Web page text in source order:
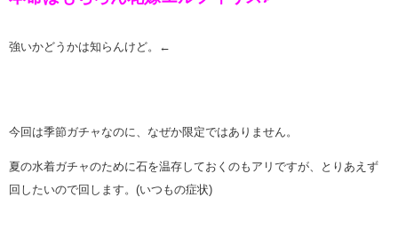
強いかどうかは知らんけど。←
今回は季節ガチャなのに、なぜか限定ではありません。
夏の水着ガチャのために石を温存しておくのもアリですが、とりあえず
回したいので回します。(いつもの症状)